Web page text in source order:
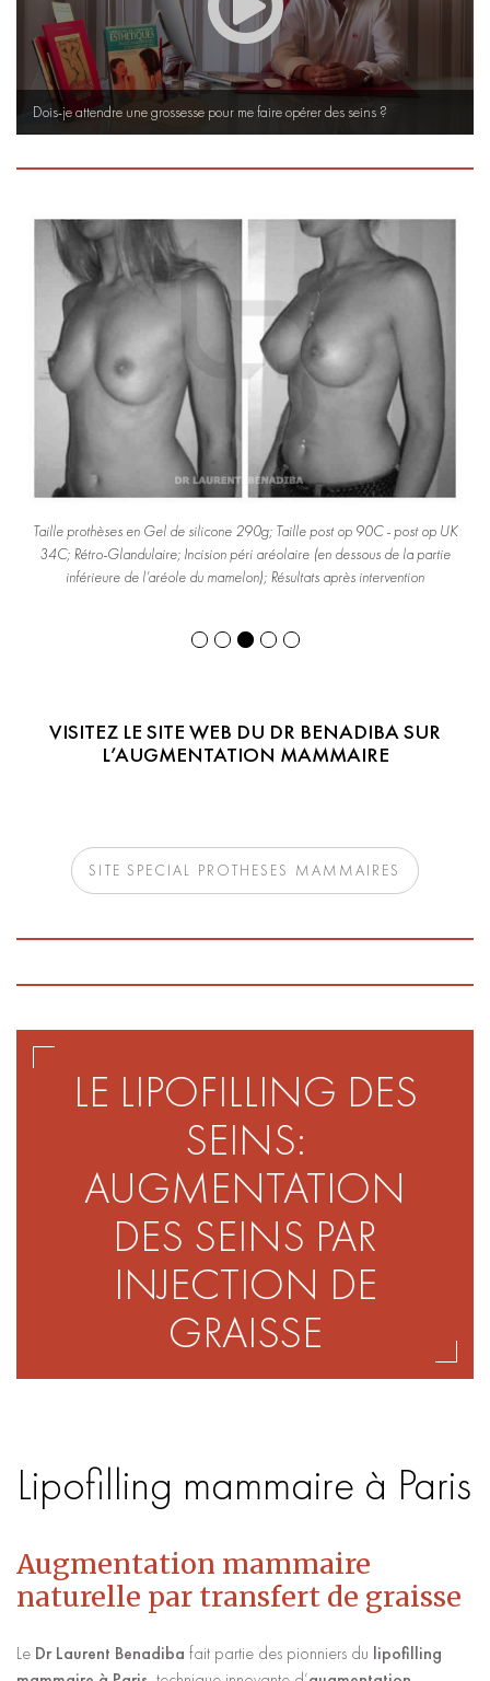
Dois-je attendre une grossesse pour me faire opérer des seins ?
Taille prothèses en Gel de silicone 290g; Taille post op 90C - post op UK
34C; Rétro-Glandulaire; Incision péri aréolaire (en dessous de la partie
inférieure de l’aréole du mamelon); Résultats après intervention
VISITEZ LE SITE WEB DU DR BENADIBA SUR
L’AUGMENTATION MAMMAIRE
SITE SPECIAL PROTHESES MAMMAIRES
LE LIPOFILLING DES
SEINS:
AUGMENTATION
DES SEINS PAR
INJECTION DE
GRAISSE
Lipofilling mammaire à Paris
Augmentation mammaire
naturelle par transfert de graisse
Le Dr Laurent Benadiba fait partie des pionniers du lipofilling